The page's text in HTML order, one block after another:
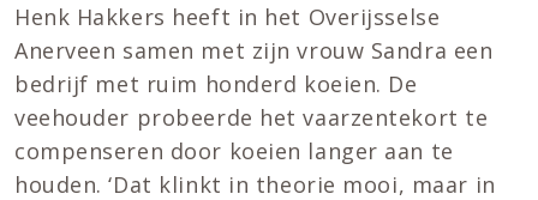
Henk Hakkers heeft in het Overijsselse
Anerveen samen met zijn vrouw Sandra een
bedrijf met ruim honderd koeien. De
veehouder probeerde het vaarzentekort te
compenseren door koeien langer aan te
houden. ‘Dat klinkt in theorie mooi, maar in